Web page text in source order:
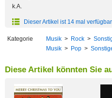
k.A.
Dieser Artikel ist 14 mal verfügbar
Kategorie Musik > Rock >
Musik > Pop >
Diese Artikel könnten Sie